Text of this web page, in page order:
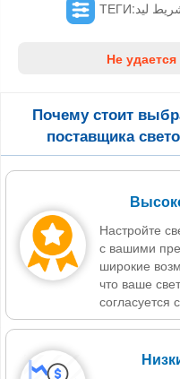
Не
Почему стоит
поставщика
Настройте
с вашими
широкие
что ваше
согласуется